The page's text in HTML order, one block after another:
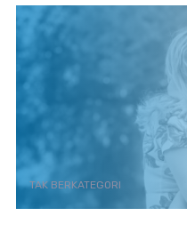
TAK BERKATEGORI